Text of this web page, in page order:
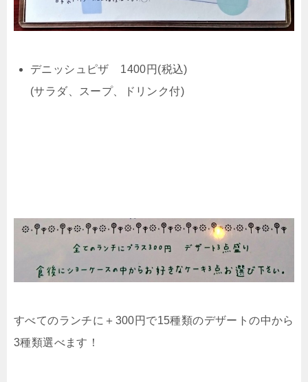
デニッシュピザ 1400円(税込)
(サラダ、スープ、ドリンク付)
すべてのランチに＋300円で15種類のデザートの中から
3種類選べます！